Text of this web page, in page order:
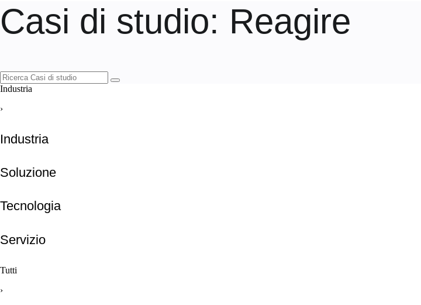
Casi di studio: Reagire
Industria
›
Industria
Soluzione
Tecnologia
Servizio
Tutti
›